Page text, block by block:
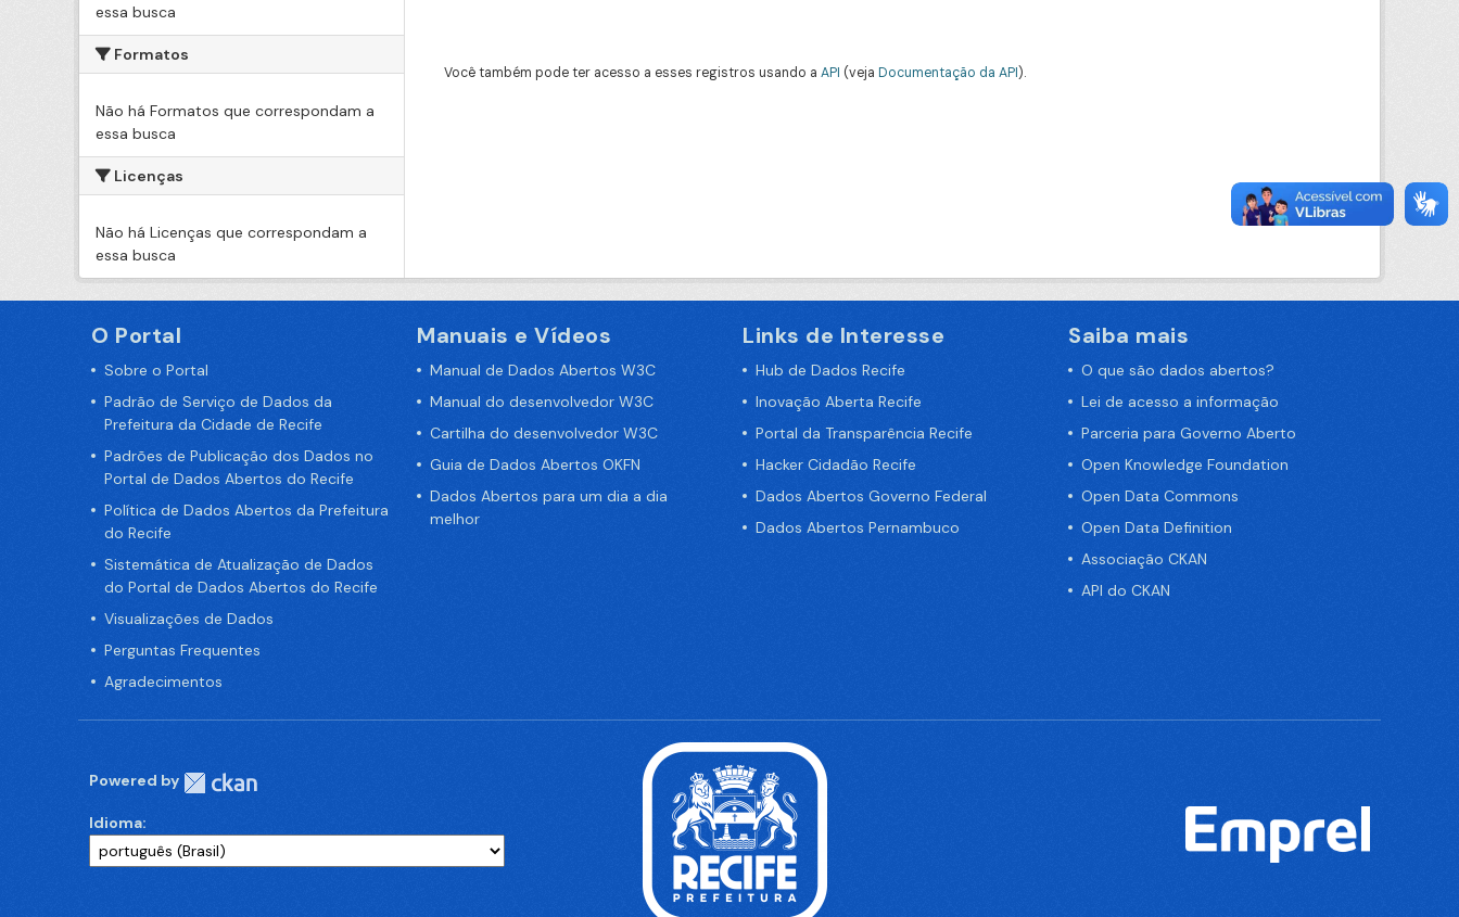
essa busca
Formatos
Não há Formatos que correspondam a
essa busca
Licenças
Não há Licenças que correspondam a
essa busca
Você também pode ter acesso a esses registros usando a API (veja Documentação da API).
O Portal
Sobre o Portal
Padrão de Serviço de Dados da
Prefeitura da Cidade de Recife
Padrões de Publicação dos Dados no
Portal de Dados Abertos do Recife
Política de Dados Abertos da Prefeitura
do Recife
Sistemática de Atualização de Dados
do Portal de Dados Abertos do Recife
Visualizações de Dados
Perguntas Frequentes
Agradecimentos
Manuais e Vídeos
Manual de Dados Abertos W3C
Manual do desenvolvedor W3C
Cartilha do desenvolvedor W3C
Guia de Dados Abertos OKFN
Dados Abertos para um dia a dia
melhor
Links de Interesse
Hub de Dados Recife
Inovação Aberta Recife
Portal da Transparência Recife
Hacker Cidadão Recife
Dados Abertos Governo Federal
Dados Abertos Pernambuco
Saiba mais
O que são dados abertos?
Lei de acesso a informação
Parceria para Governo Aberto
Open Knowledge Foundation
Open Data Commons
Open Data Definition
Associação CKAN
API do CKAN
Powered by
Idioma